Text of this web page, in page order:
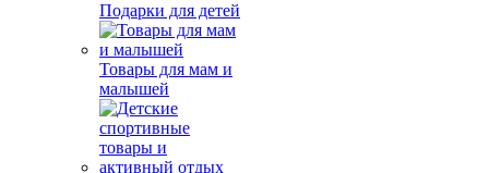
Подарки для детей
Товары для мам и
малышей